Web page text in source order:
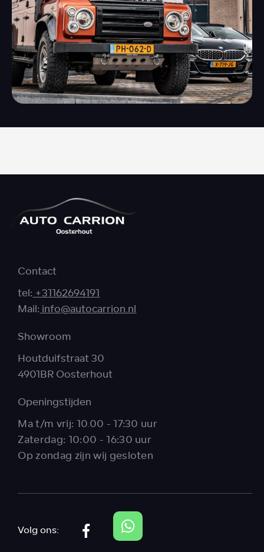
Contact
tel:+31162694191
Mail:info@autocarrion.nl
Showroom
Houtduifstraat 30
4901BR Oosterhout
Openingstijden
Ma t/m vrij: 10.00 - 17:30 uur
Zaterdag: 10:00 - 16:30 uur
Op zondag zijn wij gesloten
Volg ons: